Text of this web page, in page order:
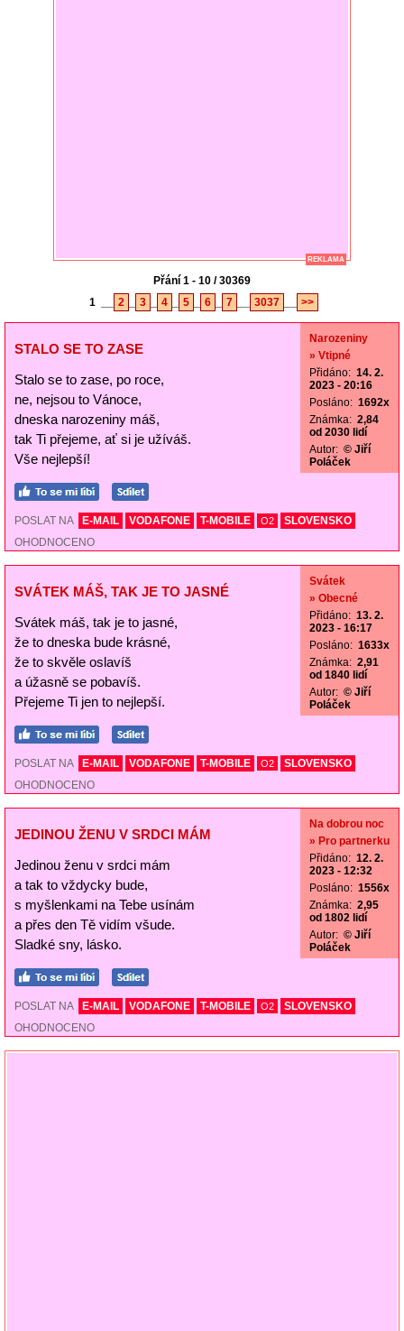
REKLAMA
Přání 1 - 10 / 30369
1
2 3 4 5 6 7 3037 >>
STALO SE TO ZASE
Stalo se to zase, po roce,
ne, nejsou to Vánoce,
dneska narozeniny máš,
tak Ti přejeme, ať si je užíváš.
Vše nejlepší!
Narozeniny
» Vtipné
Přidáno: 14. 2.
2023 - 20:16
Posláno: 1692x
Známka: 2,84
od 2030 lidí
Autor: © Jiří
Poláček
POSLAT NA E-MAIL VODAFONE T-MOBILE O2
SLOVENSKO
OHODNOCENO
SVÁTEK MÁŠ, TAK JE TO JASNÉ
Svátek máš, tak je to jasné,
že to dneska bude krásné,
že to skvěle oslavíš
a úžasně se pobavíš.
Přejeme Ti jen to nejlepší.
Svátek
» Obecné
Přidáno: 13. 2.
2023 - 16:17
Posláno: 1633x
Známka: 2,91
od 1840 lidí
Autor: © Jiří
Poláček
POSLAT NA E-MAIL VODAFONE T-MOBILE O2
SLOVENSKO
OHODNOCENO
JEDINOU ŽENU V SRDCI MÁM
Jedinou ženu v srdci mám
a tak to vždycky bude,
s myšlenkami na Tebe usínám
a přes den Tě vidím všude.
Sladké sny, lásko.
Na dobrou noc
» Pro partnerku
Přidáno: 12. 2.
2023 - 12:32
Posláno: 1556x
Známka: 2,95
od 1802 lidí
Autor: © Jiří
Poláček
POSLAT NA E-MAIL VODAFONE T-MOBILE O2
SLOVENSKO
OHODNOCENO